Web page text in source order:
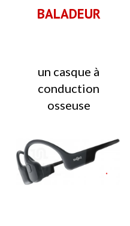
BALADEUR
un casque à
conduction
osseuse